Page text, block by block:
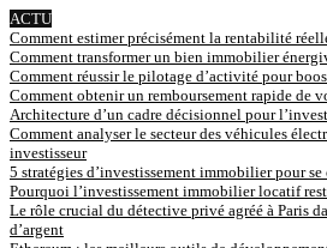
ACTU
Comment estimer précisément la rentabilité
Comment transformer un bien immobilier
Comment réussir le pilotage d’activité pour
Comment obtenir un remboursement rapide de
Architecture d’un cadre décisionnel pour
Comment analyser le secteur des véhicules
investisseur
5 stratégies d’investissement immobilier pour
Pourquoi l’investissement immobilier locatif
Le rôle crucial du détective privé agréé à Paris
d’argent